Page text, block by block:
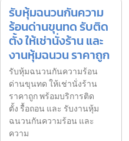
รับหุ้มฉนวนกันความ
ร้อนด่านขุนทด รับติด
ตั้ง ให้เช่านั่งร้าน และ
งานหุ้มฉนวน ราคาถูก
รับหุ้มฉนวนกันความร้อน
ด่านขุนทด ให้เช่านั่งร้าน
ราคาถูก พร้อมบริการติด
ตั้ง รื้อถอน และ รับงานหุ้ม
ฉนวนกันความร้อน และ
ความ